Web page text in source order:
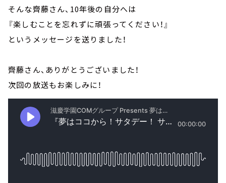
そんな齊藤さん、10年後の自分へは
『楽しむことを忘れずに頑張ってください！』
というメッセージを送りました！
齊藤さん、ありがとうございました！
次回の放送もお楽しみに！